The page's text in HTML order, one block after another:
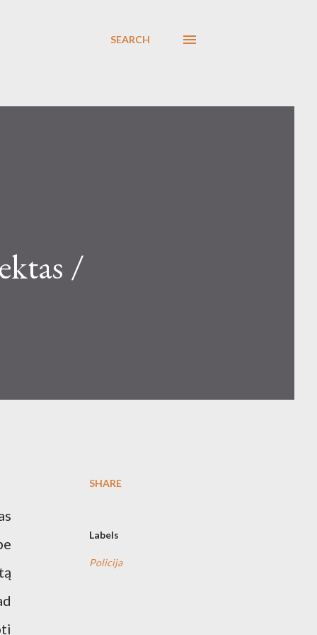
SEARCH
/
SHARE
Labels
Policija